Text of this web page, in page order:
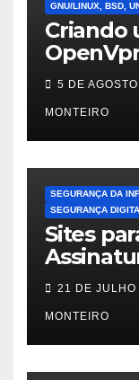
GNU/LINUX, BSD,
Criando
distros
Mint
5 DE
MONTEIRO
SEGURANÇA DA
SEGURANÇA
Sites
21 DE JULHO
MONTEIRO